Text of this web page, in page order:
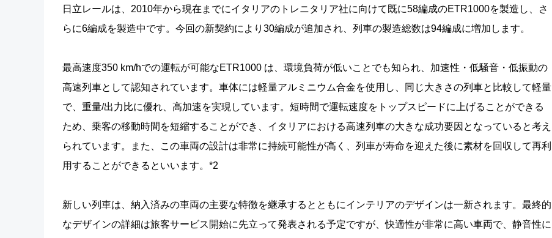
日立レールは、2010年から現在までにイタリアのトレニタリア社に向けて既に58編成のETR1000を製造し、さ
らに6編成を製造中です。今回の新契約により30編成が追加され、列車の製造総数は94編成に増加します。
最高速度350 km/hでの運転が可能なETR1000 は、環境負荷が低いことでも知られ、加速性・低騒音・低振動の
高速列車として認知されています。車体には軽量アルミニウム合金を使用し、同じ大きさの列車と比較して軽量
で、重量/出力比に優れ、高加速を実現しています。短時間で運転速度をトップスピードに上げることができる
ため、乗客の移動時間を短縮することができ、イタリアにおける高速列車の大きな成功要因となっていると考え
られています。また、この車両の設計は非常に持続可能性が高く、列車が寿命を迎えた後に素材を回収して再利
用することができるといいます。*2
新しい列車は、納入済みの車両の主要な特徴を継承するとともにインテリアのデザインは一新されます。最終的
なデザインの詳細は旅客サービス開始に先立って発表される予定ですが、快適性が非常に高い車両で、静音性に